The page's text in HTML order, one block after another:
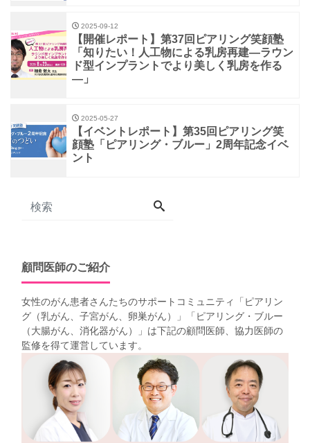
2025-09-12
【開催レポート】第37回ピアリング笑顔塾
「知りたい！人工物による乳房再建―ラウン
ド型インプラントでより美しく乳房を作る
―」
2025-05-27
【イベントレポート】第35回ピアリング笑
顔塾「ピアリング・ブルー」2周年記念イベ
ント
顧問医師のご紹介
女性のがん患者さんたちのサポートコミュニティ「 ピアリン
グ（乳がん、子宮がん、卵巣がん）
」「 ピアリング・ブルー
（大腸がん、消化器がん）
」は下記の顧問医師、協力医師の
監修を得て運営しています。